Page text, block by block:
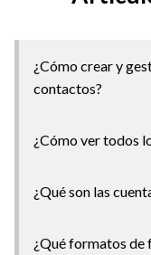
¿Cómo crear y
contactos?
¿Cómo ver todos
¿Qué son las
¿Qué formatos de